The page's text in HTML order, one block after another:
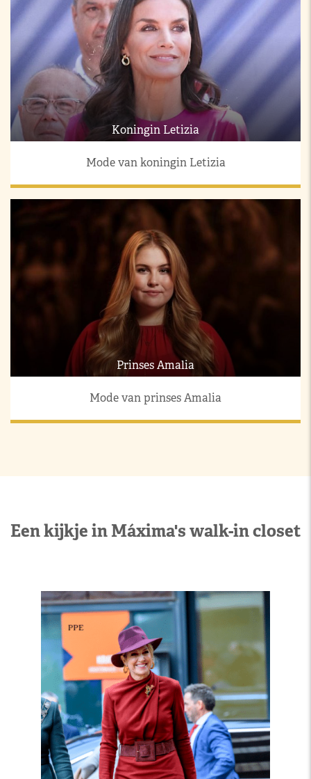
Koningin Letizia
Mode van koningin Letizia
Prinses Amalia
Mode van prinses Amalia
Een kijkje in Máxima's walk-in closet